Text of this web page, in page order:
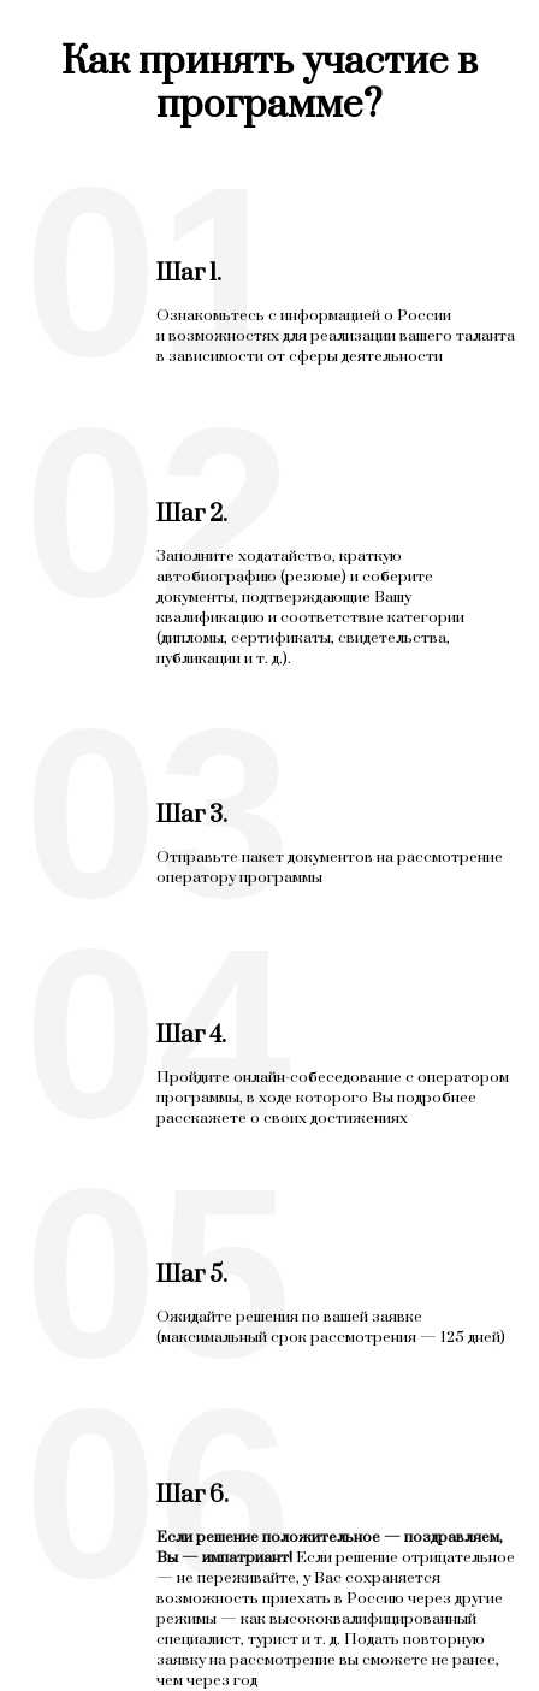
Как принять участие в
программе?
Шаг 1.
Ознакомьтесь с информацией о России
и возможностях для реализации вашего таланта
в зависимости от сферы деятельности
01
Шаг 2.
Заполните ходатайство, краткую
автобиографию (резюме) и соберите
документы, подтверждающие Вашу
квалификацию и соответствие категории
(дипломы, сертификаты, свидетельства,
публикации и т. д.).
02
Шаг 3.
Отправьте пакет документов на рассмотрение
оператору программы
03
Шаг 4.
Пройдите онлайн-собеседование с оператором
программы, в ходе которого Вы подробнее
расскажете о своих достижениях
04
Шаг 5.
Ожидайте решения по вашей заявке
(максимальный срок рассмотрения — 125 дней)
05
Шаг 6.
Если решение положительное — поздравляем,
Вы — импатриант!Если решение отрицательное
— не переживайте, у Вас сохраняется
возможность приехать в Россию через другие
режимы — как высококвалифицированный
специалист, турист и т. д. Подать повторную
заявку на рассмотрение вы сможете не ранее,
чем через год
06